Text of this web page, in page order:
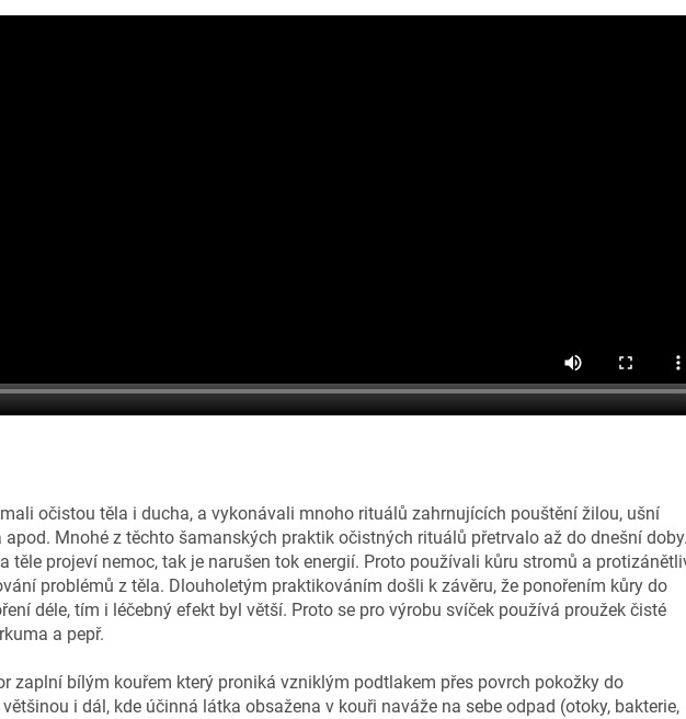
očistou těla i ducha, a vykonávali mnoho rituálů zahrnujících pouštění žilou, ušní
apod. Mnohé z těchto šamanských praktik očistných rituálů přetrvalo až do dnešní
těle projeví nemoc, tak je narušen tok energií. Proto používali kůru stromů a
problémů z těla. Dlouholetým praktikováním došli k závěru, že ponořením kůry do
déle, tím i léčebný efekt byl větší. Proto se pro výrobu svíček používá proužek čisté
a pepř.
zaplní bílým kouřem který proniká vzniklým podtlakem přes povrch pokožky do
i dál, kde účinná látka obsažena v kouři naváže na sebe odpad (otoky, bakterie,